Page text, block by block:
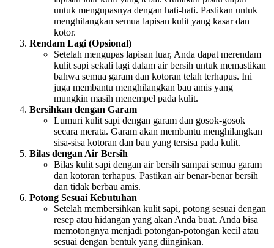
untuk mengupasnya dengan hati-hati. Pastikan untuk
menghilangkan semua lapisan kulit yang kasar dan
kotor.
Rendam Lagi (Opsional)
Setelah mengupas lapisan luar, Anda dapat merendam
kulit sapi sekali lagi dalam air bersih untuk memastikan
bahwa semua garam dan kotoran telah terhapus. Ini
juga membantu menghilangkan bau amis yang
mungkin masih menempel pada kulit.
Bersihkan dengan Garam
Lumuri kulit sapi dengan garam dan gosok-gosok
secara merata. Garam akan membantu menghilangkan
sisa-sisa kotoran dan bau yang tersisa pada kulit.
Bilas dengan Air Bersih
Bilas kulit sapi dengan air bersih sampai semua garam
dan kotoran terhapus. Pastikan air benar-benar bersih
dan tidak berbau amis.
Potong Sesuai Kebutuhan
Setelah membersihkan kulit sapi, potong sesuai dengan
resep atau hidangan yang akan Anda buat. Anda bisa
memotongnya menjadi potongan-potongan kecil atau
sesuai dengan bentuk yang diinginkan.